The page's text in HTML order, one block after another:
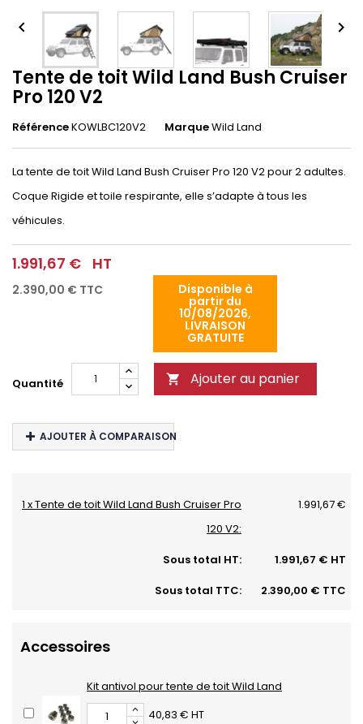
 
Tente de toit Wild Land Bush Cruiser
Pro 120 V2
RéférenceKOWLBC120V2 MarqueWild Land
La tente de toit Wild Land Bush Cruiser Pro 120 V2 pour 2 adultes.
Coque Rigide et toile respirante, elle s’adapte à tous les
véhicules.
1.991,67 € HT
2.390,00 € TTC Disponible à
partir du
10/08/2026,
LIVRAISON
GRATUITE
Quantité  Ajouter au panier
AJOUTER À COMPARAISON
1 x Tente de toit Wild Land Bush Cruiser Pro
120 V2:
1.991,67 €
Sous total HT:
1.991,67 € HT
Sous total TTC:
2.390,00 € TTC
Accessoires
Kit antivol pour tente de toit Wild Land
40,83 € HT